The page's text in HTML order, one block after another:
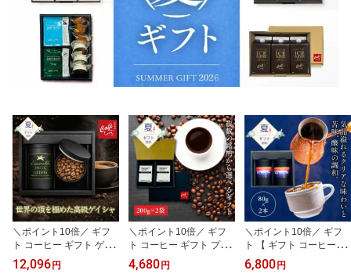
＼ポイント10倍／ ギフ
ト コーヒー ギフト ゲイ
シャ コーヒー豆 パナマ
エスメラルダ農園 プライ
12,096 円
＼ポイント10倍／ ギフ
ト コーヒー ギフト プレ
ゼント スペシャルティコ
ーヒー コーヒー豆 400g
4,680 円
＼ポイント10倍／ ギフ
ト 【 ギフト コーヒー豆
】ジャマイカ ブルーマウ
ンテン No.1 【80g×2
6,800 円